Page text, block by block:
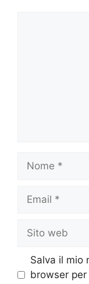
Nome
Email
Sito
web
Salva il mio
browser